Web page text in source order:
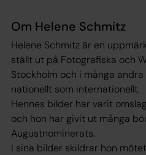
Om Helene Schmitz
Helene Schmitz är en
ställt ut på Fotografiska och
Stockholm och i många
nationellt som internationellt.
Hennes bilder har varit
och hon har givit ut många
Augustnominerats.
I sina bilder skildrar hon